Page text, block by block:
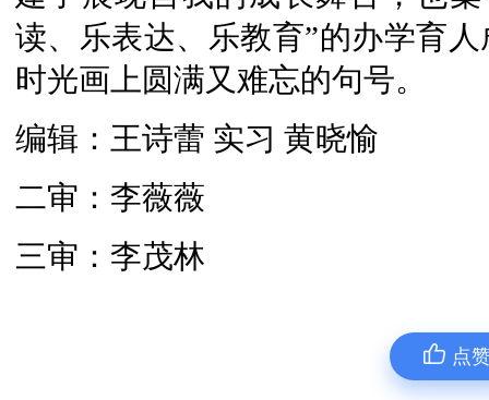
读、乐表达、乐教育”的办学育
时光画上圆满又难忘的句号。
编辑：王诗蕾 实习 黄晓愉
二审：李薇薇
三审：李茂林
点